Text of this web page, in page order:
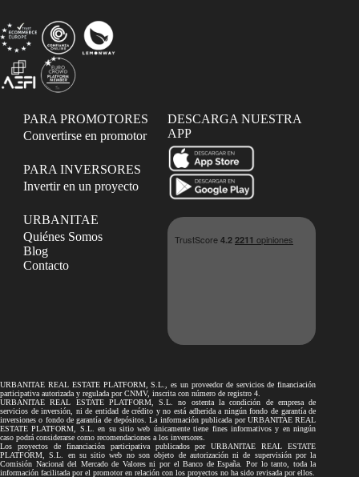
PARA PROMOTORES
Convertirse en promotor
PARA INVERSORES
Invertir en un proyecto
URBANITAE
Quiénes Somos
Blog
Contacto
DESCARGA NUESTRA
APP
URBANITAE REAL ESTATE PLATFORM, S.L., es un proveedor de servicios de financiación
participativa autorizada y regulada por CNMV, inscrita con número de registro 4.
URBANITAE REAL ESTATE PLATFORM, S.L. no ostenta la condición de empresa de
servicios de inversión, ni de entidad de crédito y no está adherida a ningún fondo de garantía de
inversiones o fondo de garantía de depósitos. La información publicada por URBANITAE REAL
ESTATE PLATFORM, S.L. en su sitio web únicamente tiene fines informativos y en ningún
caso podrá considerarse como recomendaciones a los inversores.
Los proyectos de financiación participativa publicados por URBANITAE REAL ESTATE
PLATFORM, S.L. en su sitio web no son objeto de autorización ni de supervisión por la
Comisión Nacional del Mercado de Valores ni por el Banco de España. Por lo tanto, toda la
información facilitada por el promotor en relación con los proyectos no ha sido revisada por ellos.